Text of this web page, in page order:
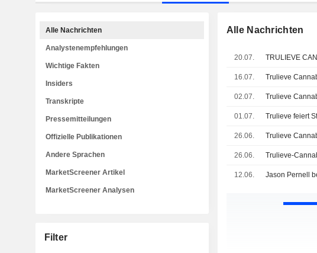
Alle Nachrichten
20.07.
16.07. Trulieve
02.07.
01.07. Trulieve feiert
26.06.
26.06.
12.06.
Alle Nachrichten
Analystenempfehlungen
Wichtige Fakten
Insiders
Transkripte
Pressemitteilungen
Offizielle Publikationen
Andere Sprachen
MarketScreener Artikel
MarketScreener Analysen
Filter